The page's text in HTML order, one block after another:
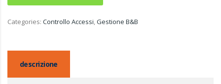
Categories: Controllo Accessi,Gestione B&B
descrizione